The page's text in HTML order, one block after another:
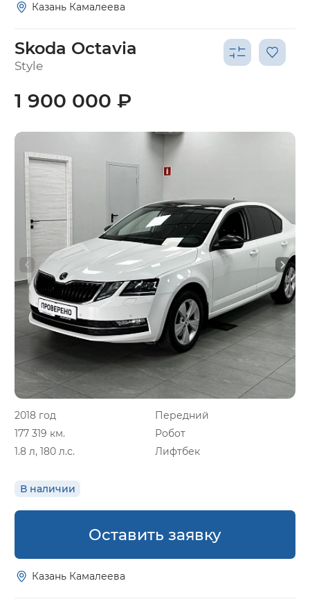
Казань Камалеева
Skoda Octavia
Style
2018 год
Передний
177 319 км.
Робот
1.8 л, 180 л.с.
Лифтбек
В наличии
1 900 000 ₽
Оставить заявку
Казань Камалеева